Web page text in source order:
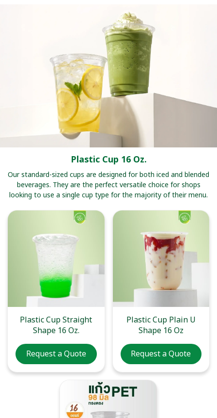
Plastic Cup 16 Oz.
Our standard-sized cups are designed for both iced and blended
beverages. They are the perfect versatile choice for shops
looking to use a single cup type for the majority of their menu.
Plastic Cup Straight
Shape 16 Oz.
Request a Quote
Plastic Cup Plain U
Shape 16 Oz
Request a Quote